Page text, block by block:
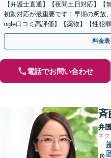
【弁護士直通】【夜間土日対応】
初動対応が最重要です！早期の釈放
ogle口コミ高評価】【薬物】【性犯
示談、釈放、不起訴、全力で弁護し
料金
電話でお問い合わせ
斉
弁
ネ